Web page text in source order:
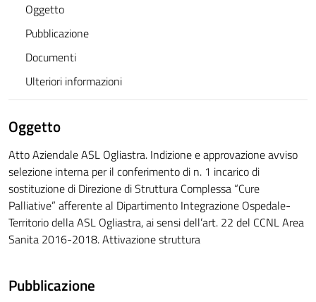
Oggetto
Pubblicazione
Documenti
Ulteriori informazioni
Oggetto
Atto Aziendale ASL Ogliastra. Indizione e approvazione avviso
selezione interna per il conferimento di n. 1 incarico di
sostituzione di Direzione di Struttura Complessa “Cure
Palliative” afferente al Dipartimento Integrazione Ospedale-
Territorio della ASL Ogliastra, ai sensi dell’art. 22 del CCNL Area
Sanita 2016-2018. Attivazione struttura
Pubblicazione